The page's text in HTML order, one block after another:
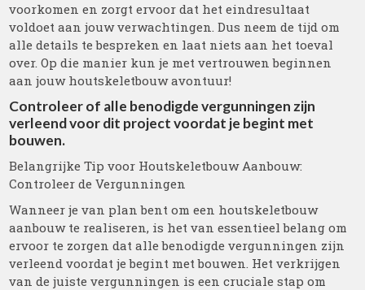
voorkomen en zorgt ervoor dat het eindresultaat
voldoet aan jouw verwachtingen. Dus neem de tijd om
alle details te bespreken en laat niets aan het toeval
over. Op die manier kun je met vertrouwen beginnen
aan jouw houtskeletbouw avontuur!
Controleer of alle benodigde vergunningen zijn
verleend voor dit project voordat je begint met
bouwen.
Belangrijke Tip voor Houtskeletbouw Aanbouw:
Controleer de Vergunningen
Wanneer je van plan bent om een houtskeletbouw
aanbouw te realiseren, is het van essentieel belang om
ervoor te zorgen dat alle benodigde vergunningen zijn
verleend voordat je begint met bouwen. Het verkrijgen
van de juiste vergunningen is een cruciale stap om